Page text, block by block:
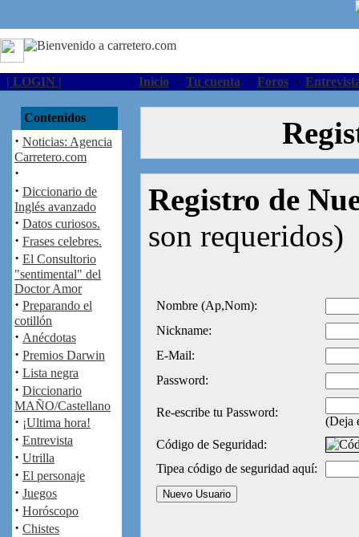
| LOGIN | Inicio· Tu cuenta · Foros·
Contenidos
· Noticias: Agencia
Carretero.com
·
· Diccionario de
Inglés avanzado
· Datos curiosos.
· Frases celebres.
· El Consultorio
"sentimental" del
Doctor Amor
· Preparando el
cotillón
· Anécdotas
· Premios Darwin
· Lista negra
· Diccionario
MAÑO/Castellano
· ¡Ultima hora!
· Entrevista
· Utrilla
· El personaje
· Juegos
· Horóscopo
· Chistes
Registro de
son requeridos)
Nombre (Ap,Nom):
Nickname:
E-Mail:
Password:
Re-escribe tu Password:
(Deja
Código de Seguridad:
Tipea código de seguridad aquí: